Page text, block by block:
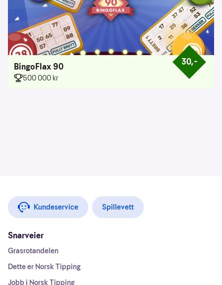
Prisen er
30,–
BingoFlax 90
500 000 kr
Kundeservice Spillevett
Snarveier
Grasrotandelen
Dette er Norsk Tipping
Jobb i Norsk Tipping